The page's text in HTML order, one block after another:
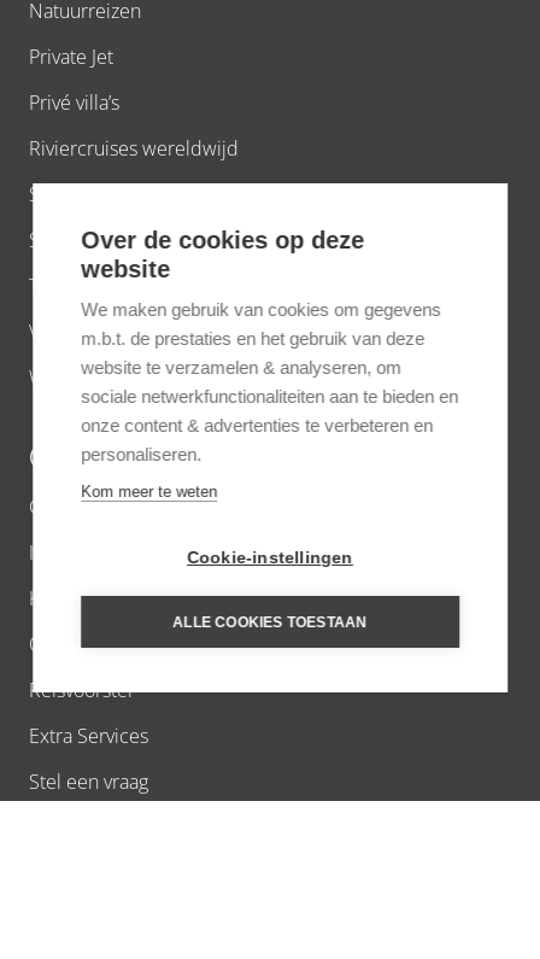
Natuurreizen
Private Jet
Privé villa’s
Riviercruises wereldwijd
Short breaks
Strand
Treinreizen
Virtuoso voordelen
Wandelreizen
OVER ONS
Contact
Inschrijven nieuwsbrief
Klantervaringen
Over Ons
Reisvoorstel
Extra Services
Stel een vraag
Over de cookies op deze
website
We maken gebruik van cookies om gegevens
m.b.t. de prestaties en het gebruik van deze
website te verzamelen & analyseren, om
sociale netwerkfunctionaliteiten aan te bieden en
onze content & advertenties te verbeteren en
personaliseren.
Kom meer te weten
Cookie-instellingen
ALLE COOKIES TOESTAAN